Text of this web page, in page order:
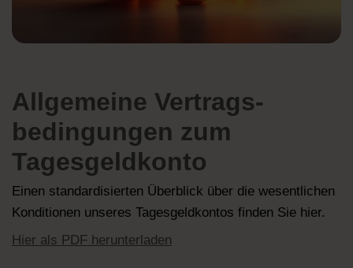
Allgemeine Vertrags­
bedingungen zum
Tagesgeldkonto
Einen standardisierten Überblick über die wesentlichen
Konditionen unseres Tagesgeldkontos finden Sie hier.
Hier als PDF herunterladen